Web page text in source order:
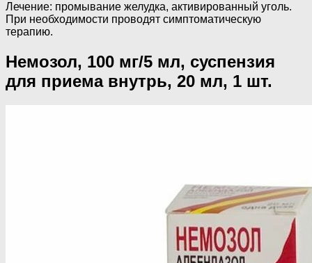
Лечение: промывание желудка, активированный уголь.
При необходимости проводят симптоматическую
терапию.
Немозол, 100 мг/5 мл, суспензия
для приема внутрь, 20 мл, 1 шт.